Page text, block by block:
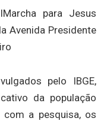
Marcha para Jesus
Avenida Presidente
pelo IBGE,
da população
com a pesquisa, os